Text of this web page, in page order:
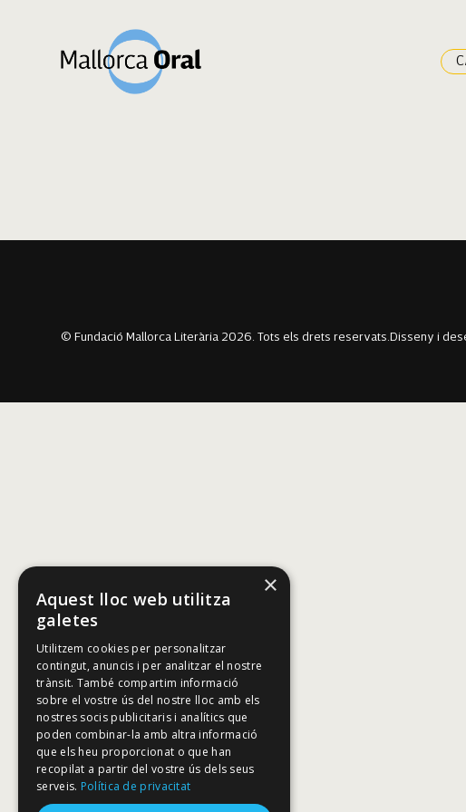
Miquela Alberti
Pedrona Alomar Llabrés
Miquel Estrades Balcaneres
© Fundació Mallorca Literària 2026. Tots els drets reservats. Disseny i
×
Aquest lloc web utilitza
galetes
Utilitzem cookies per personalitzar
contingut, anuncis i per analitzar el nostre
trànsit. També compartim informació
sobre el vostre ús del nostre lloc amb els
nostres socis publicitaris i analítics que
poden combinar-la amb altra informació
que els heu proporcionat o que han
recopilat a partir del vostre ús dels seus
serveis. Política de privacitat